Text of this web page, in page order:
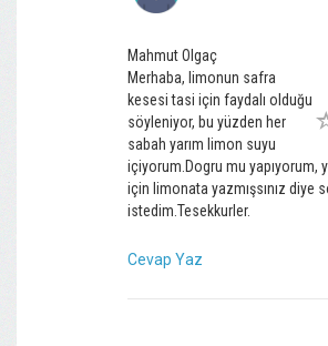
Mahmut Olgaç
Merhaba, limonun safra
kesesi tasi için faydalı olduğu
söyleniyor, bu yüzden her
sabah yarım limon suyu
içiyorum.Dogru mu yapıyorum,
için limonata yazmışsınız diye
istedim.Tesekkurler.
Cevap Yaz